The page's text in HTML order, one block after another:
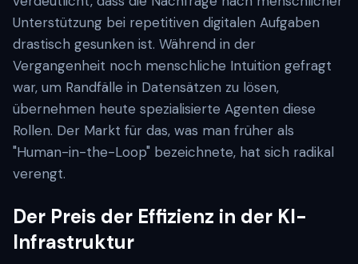
Unterstützung bei repetitiven digitalen Aufgaben
drastisch gesunken ist. Während in der
Vergangenheit noch menschliche Intuition gefragt
war, um Randfälle in Datensätzen zu lösen,
übernehmen heute spezialisierte Agenten diese
Rollen. Der Markt für das, was man früher als
"Human-in-the-Loop" bezeichnete, hat sich radikal
verengt.
Der Preis der Effizienz in der KI-
Infrastruktur